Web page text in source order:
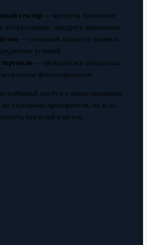
сектор— кредиты позволяют
оборудование, внедрять инновации.
— сезонный характер бизнеса
условий.
— нуждается в оборотных
финансировании.
доступ к заимствованиям
на отдельные предприятия, но и на
отраслей в целом.